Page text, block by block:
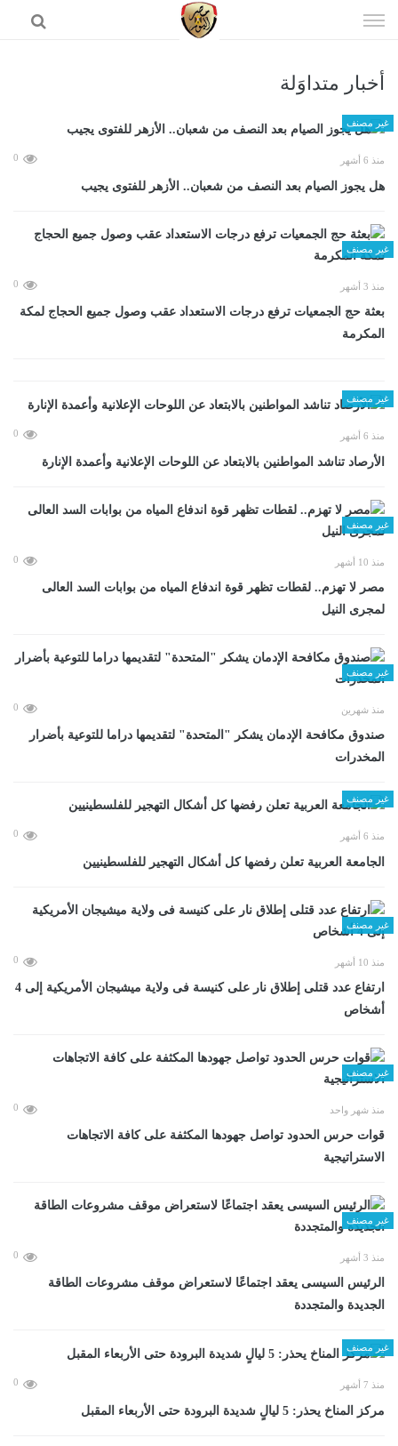
الى
أخبار متداوَلة
غير مصنف
منذ 6 أشهر 0
هل يجوز الصيام بعد النصف من شعبان.. الأزهر للفتوى يجيب
غير مصنف
منذ 3 أشهر 0
بعثة حج الجمعيات ترفع درجات الاستعداد عقب وصول جميع الحجاج لمكة
المكرمة
غير مصنف
منذ 6 أشهر 0
الأرصاد تناشد المواطنين بالابتعاد عن اللوحات الإعلانية وأعمدة الإنارة
غير مصنف
منذ 10 أشهر 0
مصر لا تهزم.. لقطات تظهر قوة اندفاع المياه من بوابات السد العالى
لمجرى النيل
غير مصنف
منذ شهرين 0
صندوق مكافحة الإدمان يشكر "المتحدة" لتقديمها دراما للتوعية بأضرار
المخدرات
غير مصنف
منذ 6 أشهر 0
الجامعة العربية تعلن رفضها كل أشكال التهجير للفلسطينيين
غير مصنف
منذ 10 أشهر 0
ارتفاع عدد قتلى إطلاق نار على كنيسة فى ولاية ميشيجان الأمريكية إلى 4
أشخاص
غير مصنف
منذ شهر واحد 0
قوات حرس الحدود تواصل جهودها المكثفة على كافة الاتجاهات
الاستراتيجية
غير مصنف
منذ 3 أشهر 0
الرئيس السيسى يعقد اجتماعًا لاستعراض موقف مشروعات الطاقة
الجديدة والمتجددة
غير مصنف
منذ 7 أشهر 0
مركز المناخ يحذر: 5 ليالٍ شديدة البرودة حتى الأربعاء المقبل